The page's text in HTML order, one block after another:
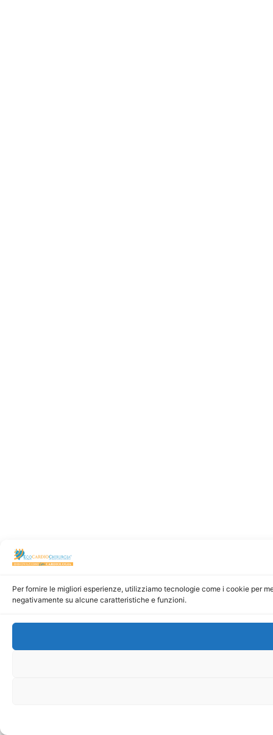
Per fornire le migliori esperienze, utilizziamo tecnologie come i cookie per
negativamente su alcune caratteristiche e funzioni.